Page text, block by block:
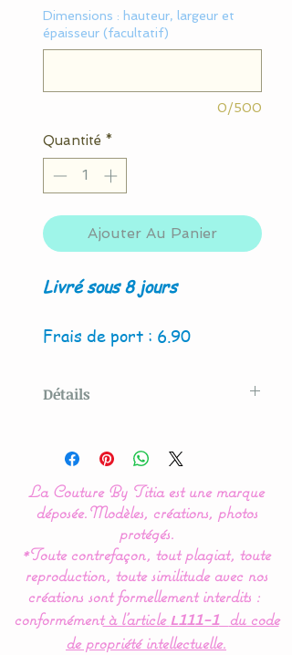
Dimensions : hauteur, largeur et
épaisseur (facultatif)
0/500
Quantité *
Ajouter Au Panier
Livré sous 8 jours
Frais de port : 6.90
Détails
By Titia
La housse de matelas à
langer est indispensable
pour la protection de votre
tapis à langer et le confort
de bébé.
La Couture By Titia est une marque
déposée.Modèles, créations, photos
protégés.
*Toute contrefaçon, tout plagiat, toute
reproduction, toute similitude avec nos
créations sont formellement interdits :
conformémentà l’article L111-1
du code
de propriété intellectuelle.